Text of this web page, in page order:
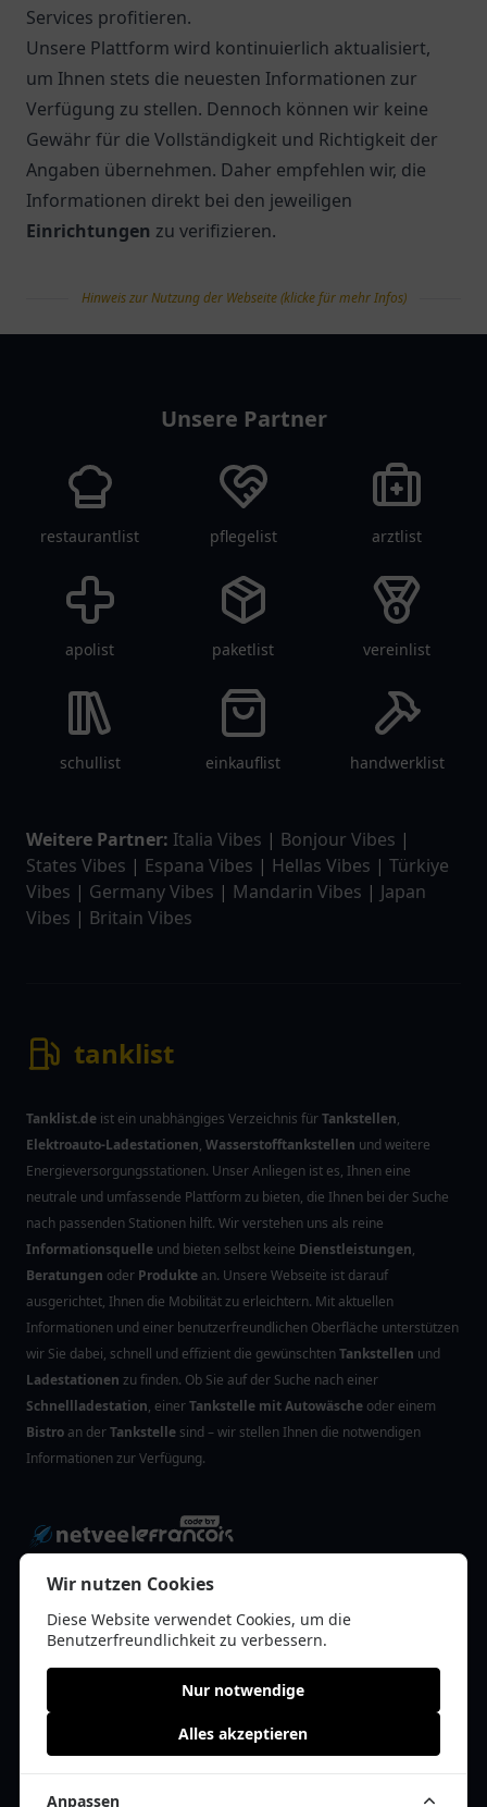
Services profitieren.
Unsere Plattform wird kontinuierlich aktualisiert,
um Ihnen stets die neuesten Informationen zur
Verfügung zu stellen. Dennoch können wir keine
Gewähr für die Vollständigkeit und Richtigkeit der
Angaben übernehmen. Daher empfehlen wir, die
Informationen direkt bei den jeweiligen
Einrichtungen zu verifizieren.
Hinweis zur Nutzung der Webseite (klicke für mehr Infos)
Unsere Partner
restaurantlist pflegelist arztlist
apolist paketlist vereinlist
schullist einkauflist handwerklist
Weitere Partner: Italia Vibes | Bonjour Vibes |
States Vibes | Espana Vibes | Hellas Vibes | Türkiye
Vibes | Germany Vibes | Mandarin Vibes | Japan
Vibes | Britain Vibes
tanklist
Tanklist.de ist ein unabhängiges Verzeichnis fürTankstellen,
Elektroauto-Ladestationen, Wasserstofftankstellen und weitere
Energieversorgungsstationen. Unser Anliegen ist es, Ihnen eine
neutrale und umfassende Plattform zu bieten, die Ihnen bei der Suche
nach passenden Stationen hilft. Wir verstehen uns als reine
Informationsquelle und bieten selbst keine Dienstleistungen,
Beratungen oder Produkte an. Unsere Webseite ist darauf
ausgerichtet, Ihnen die Mobilität zu erleichtern. Mit aktuellen
Informationen und einer benutzerfreundlichen Oberfläche unterstützen
wir Sie dabei, schnell und effizient die gewünschtenTankstellen und
Ladestationen zu finden. Ob Sie auf der Suche nach einer
Schnellladestation, einerTankstelle mit Autowäsche oder einem
Bistro an derTankstelle sind – wir stellen Ihnen die notwendigen
Informationen zur Verfügung.
Neueste Blog-Beiträge
Tipps für die Pflege Ihrer Autopolster
Supermarkt oder Tankstelle: Wo finde ich die besten
Angebote?
Wir nutzen Cookies
Diese Website verwendet Cookies, um die
Benutzerfreundlichkeit zu verbessern.
Nur notwendige
Alles akzeptieren
Anpassen